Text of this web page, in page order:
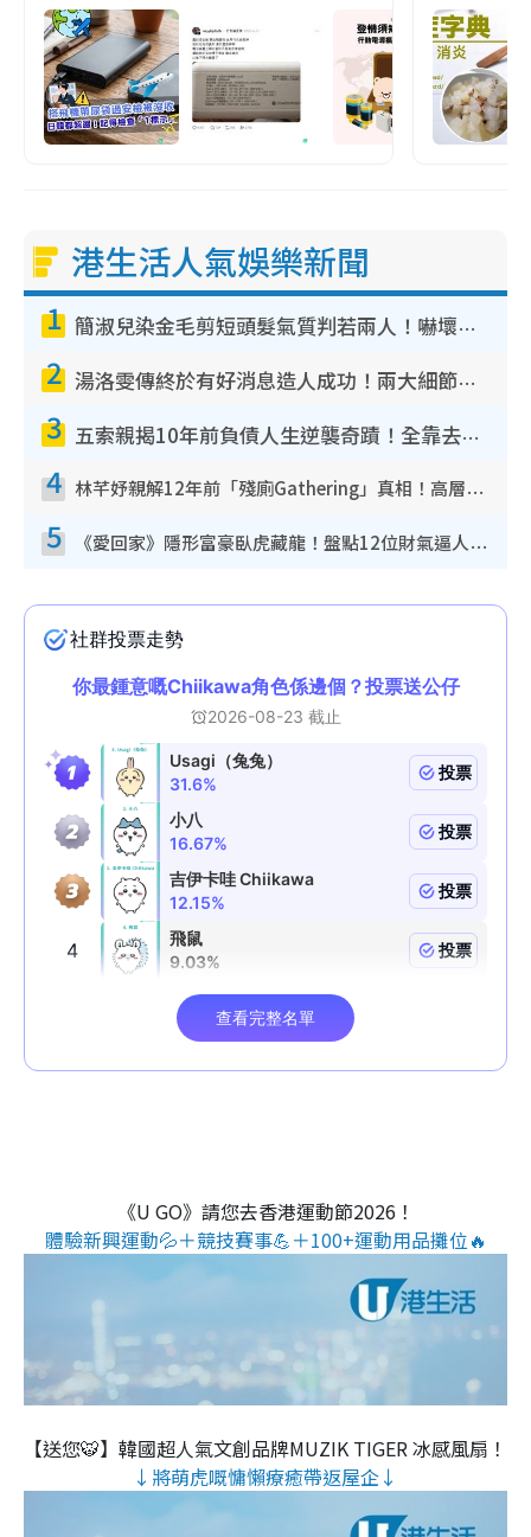
港生活人氣娛樂新聞
1 簡淑兒染金毛剪短頭髮氣質判若兩人！嚇壞老公麥大力都認唔出：「你做咩事？」
2 湯洛雯傳終於有好消息造人成功！兩大細節曝孕味極濃惹猜測：大肚婆先會咁！
3 五索親揭10年前負債人生逆襲奇蹟！全靠去一地方轉運後即遇上馬先生
4 林芊妤親解12年前「殘廁Gathering」真相！高層解約一句話重創尊嚴至今拒返TVB
5 《愛回家》隱形富豪臥虎藏龍！盤點12位財氣逼人的有錢藝人：呢位靚女3億身家唔憂做
《U GO》請您去香港運動節2026！
體驗新興運動💦＋競技賽事💪＋100+運動用品攤位🔥
【送您🐯】韓國超人氣文創品牌MUZIK TIGER 冰感風扇！
↓將萌虎嘅慵懶療癒帶返屋企↓